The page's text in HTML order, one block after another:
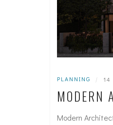
PLANNING | 14
MODERN
Modern